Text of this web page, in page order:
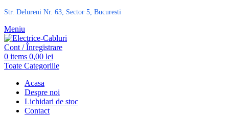
Str. Delureni Nr. 63, Sector 5, Bucuresti
Meniu
Cont / Înregistrare
0 items 0,00 lei
Toate Categoriile
Acasa
Despre noi
Lichidari de stoc
Contact